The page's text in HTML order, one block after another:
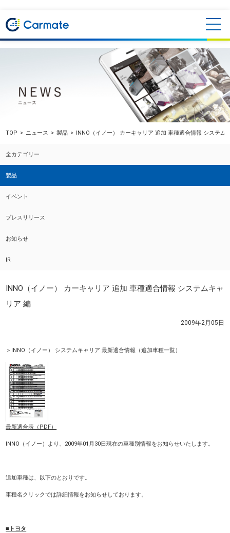
TOP ニュース 製品 INNO（イノー） カーキャリア 追加 車種適合情報 システム
全カテゴリー
製品
イベント
プレスリリース
お知らせ
IR
INNO（イノー） カーキャリア 追加 車種適合情報 システムキャ
リア 編
2009年2月05日
＞INNO（イノー） システムキャリア 最新適合情報（追加車種一覧）
最新適合表（PDF）
INNO（イノー）より、2009年01月30日現在の車種別情報をお知らせいたします。
追加車種は、以下のとおりです。
車種名クリックでは詳細情報をお知らせしております。
■トヨタ